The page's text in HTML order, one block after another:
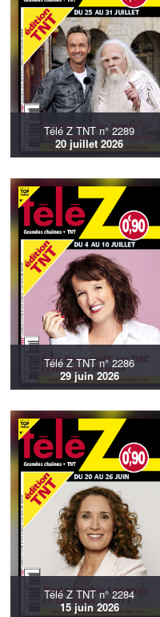
Télé Z TNT n° 2289
20 juillet 2026
Télé Z TNT n° 2286
29 juin 2026
Télé Z TNT n° 2284
15 juin 2026